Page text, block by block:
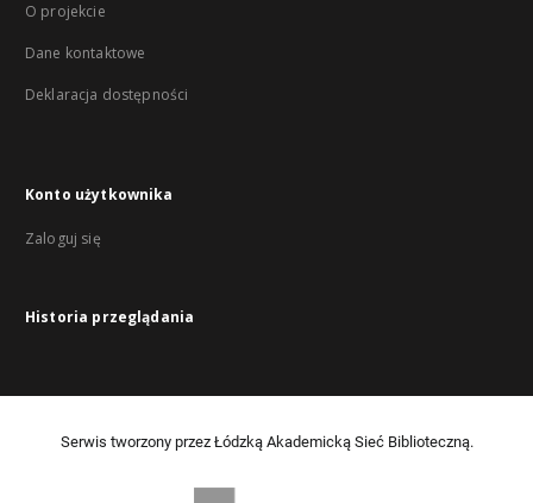
O projekcie
Dane kontaktowe
Deklaracja dostępności
Konto użytkownika
Zaloguj się
Historia przeglądania
Serwis tworzony przez Łódzką Akademicką Sieć Biblioteczną.